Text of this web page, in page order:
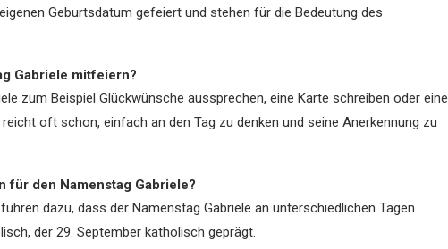
Geburtsdatum gefeiert und stehen für die Bedeutung des
Gabriele mitfeiern?
zum Beispiel Glückwünsche aussprechen, eine Karte schreiben oder eine
oft schon, einfach an den Tag zu denken und seine Anerkennung zu
für den Namenstag Gabriele?
dazu, dass der Namenstag Gabriele an unterschiedlichen Tagen
der 29. September katholisch geprägt.